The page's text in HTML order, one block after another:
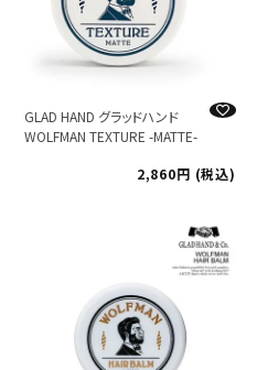
GLAD HAND グラッドハンド
WOLFMAN TEXTURE -MATTE-
2,860
税込